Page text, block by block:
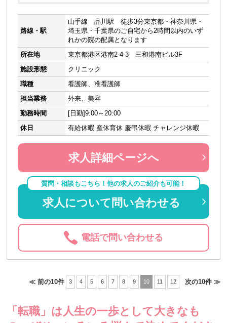
路線・駅
山手線 品川駅 徒歩3分東京都・神奈川県・
埼玉県・千葉県のご自宅から2時間以内のいず
れかの院の配属となります
所在地
東京都港区港南2-4-3 三和港南ビル3F
施設形態
クリニック
職種
看護師、准看護師
担当業務
外来、美容
勤務時間
[日勤]9:00～20:00
休日
有給休暇 産休育休 慶弔休暇 チャレンジ休暇
求人詳細ページへ
質問・相談もこちら！他の求人のご紹介も可能！
求人について問い合わせる
電話で問い合わせる
≪ 前の10件 3 4 5 6 7 8 9 10 11 12 次の10件 ≫
「転職」は人生の一歩として大きなも